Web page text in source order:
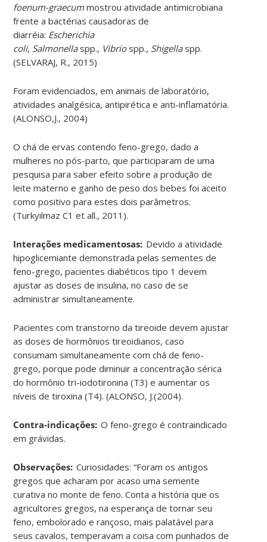
foenum-graecum mostrou atividade antimicrobiana
frente a bactérias causadoras de
diarréia: Escherichia
coli, Salmonellaspp., Vibriospp., Shigellaspp.
(SELVARAJ, R., 2015)
Foram evidenciados, em animais de laboratório,
atividades analgésica, antipirética e anti-inflamatória.
(ALONSO,J., 2004)
O chá de ervas contendo feno-grego, dado a
mulheres no pós-parto, que participaram de uma
pesquisa para saber efeito sobre a produção de
leite materno e ganho de peso dos bebes foi aceito
como positivo para estes dois parâmetros.
(Turkyılmaz C1 et all., 2011).
Interações medicamentosas: Devido a atividade
hipoglicemiante demonstrada pelas sementes de
feno-grego, pacientes diabéticos tipo 1 devem
ajustar as doses de insulina, no caso de se
administrar simultaneamente.
Pacientes com transtorno da tireoide devem ajustar
as doses de hormônios tireoidianos, caso
consumam simultaneamente com chá de feno-
grego, porque pode diminuir a concentração sérica
do hormônio tri-iodotironina (T3) e aumentar os
níveis de tiroxina (T4). (ALONSO, J.(2004).
Contra-indicações:O feno-grego é contraindicado
em grávidas.
Observações: Curiosidades: “Foram os antigos
gregos que acharam por acaso uma semente
curativa no monte de feno. Conta a história que os
agricultores gregos, na esperança de tornar seu
feno, embolorado e rançoso, mais palatável para
seus cavalos, temperavam a coisa com punhados de